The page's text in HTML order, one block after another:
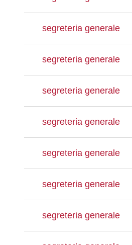
segreteria generale
segreteria generale
segreteria generale
segreteria generale
segreteria generale
segreteria generale
segreteria generale